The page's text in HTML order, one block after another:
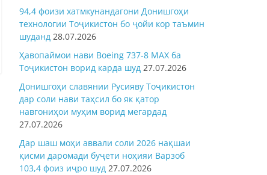
94,4 фоизи хатмкунандагони Донишгоҳи
технологии Тоҷикистон бо ҷойи кор таъмин
шуданд 28.07.2026
Ҳавопаймои нави Boeing 737-8 MAX ба
Тоҷикистон ворид карда шуд 27.07.2026
Донишгоҳи славянии Русияву Тоҷикистон
дар соли нави таҳсил бо як қатор
навгониҳои муҳим ворид мегардад
27.07.2026
Дар шаш моҳи аввали соли 2026 нақшаи
қисми даромади буҷети ноҳияи Варзоб
103,4 фоиз иҷро шуд 27.07.2026